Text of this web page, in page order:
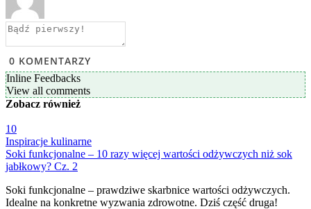
0 KOMENTARZY
Inline Feedbacks
View all comments
Zobacz również
10
Inspiracje kulinarne
Soki funkcjonalne – 10 razy więcej wartości odżywczych niż sok
jabłkowy? Cz. 2
Soki funkcjonalne – prawdziwe skarbnice wartości odżywczych.
Idealne na konkretne wyzwania zdrowotne. Dziś część druga!